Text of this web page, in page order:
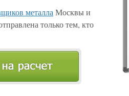
металла Москвы и
только тем, кто